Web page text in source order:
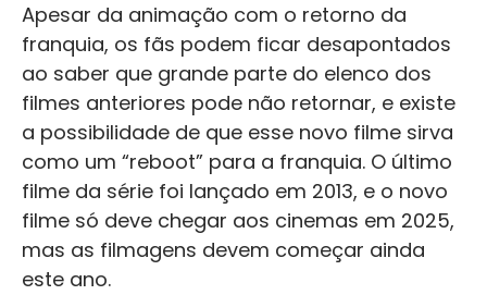
Apesar da animação com o retorno da
franquia, os fãs podem ficar desapontados
ao saber que grande parte do elenco dos
filmes anteriores pode não retornar, e existe
a possibilidade de que esse novo filme sirva
como um “reboot” para a franquia. O último
filme da série foi lançado em 2013, e o novo
filme só deve chegar aos cinemas em 2025,
mas as filmagens devem começar ainda
este ano.